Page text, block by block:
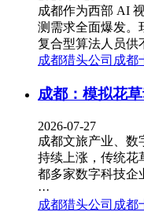
成都作为西部 AI
测需求全面爆发。
复合型算法人员供
成都猎头公司 成都
成都：模拟花
2026-07-27
成都文旅产业、
持续上涨，传统花
都多家数字科技企
···
成都猎头公司 成都